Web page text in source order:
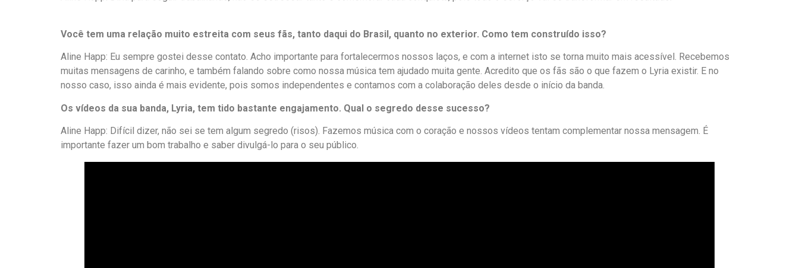
Você tem uma relação muito estreita com seus fãs, tanto daqui do Brasil, quanto no exterior. Como tem construído isso?
Aline Happ: Eu sempre gostei desse contato. Acho importante para fortalecermos nossos laços, e com a internet isto se torna muito mais acessível. Recebemos
muitas mensagens de carinho, e também falando sobre como nossa música tem ajudado muita gente. Acredito que os fãs são o que fazem o Lyria existir. E no
nosso caso, isso ainda é mais evidente, pois somos independentes e contamos com a colaboração deles desde o início da banda.
Os vídeos da sua banda, Lyria, tem tido bastante engajamento. Qual o segredo desse sucesso?
Aline Happ: Difícil dizer, não sei se tem algum segredo (risos). Fazemos música com o coração e nossos vídeos tentam complementar nossa mensagem. É
importante fazer um bom trabalho e saber divulgá-lo para o seu público.